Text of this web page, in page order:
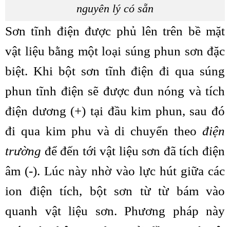
nguyên lý có sẵn
Sơn tĩnh điện được phủ lên trên bề mặt
vật liệu bằng một loại súng phun sơn đặc
biệt. Khi bột sơn tĩnh điện đi qua súng
phun tĩnh điện sẽ được đun nóng và tích
điện dương (+) tại đầu kim phun, sau đó
đi qua kim phu và di chuyển theo điện
trường để đến tới vật liệu sơn đã tích điện
âm (-). Lúc này nhờ vào lực hút giữa các
ion điện tích, bột sơn từ từ bám vào
quanh vật liệu sơn. Phương pháp này